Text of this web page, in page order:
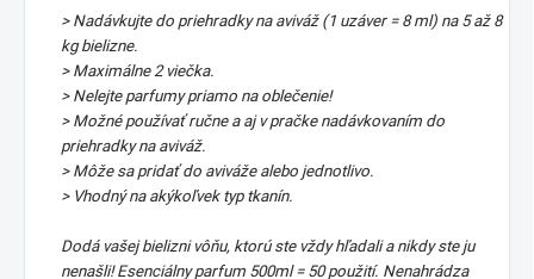
> Nadávkujte do priehradky na aviváž (1 uzáver = 8 ml) na 5 až 8
kg bielizne.
> Maximálne 2 viečka.
> Nelejte parfumy priamo na oblečenie!
> Možné používať ručne a aj v pračke nadávkovaním do
priehradky na aviváž.
> Môže sa pridať do aviváže alebo jednotlivo.
> Vhodný na akýkoľvek typ tkanín.
Dodá vašej bielizni vôňu, ktorú ste vždy hľadali a nikdy ste ju
nenašli! Esenciálny parfum 500ml = 50 použití. Nenahrádza